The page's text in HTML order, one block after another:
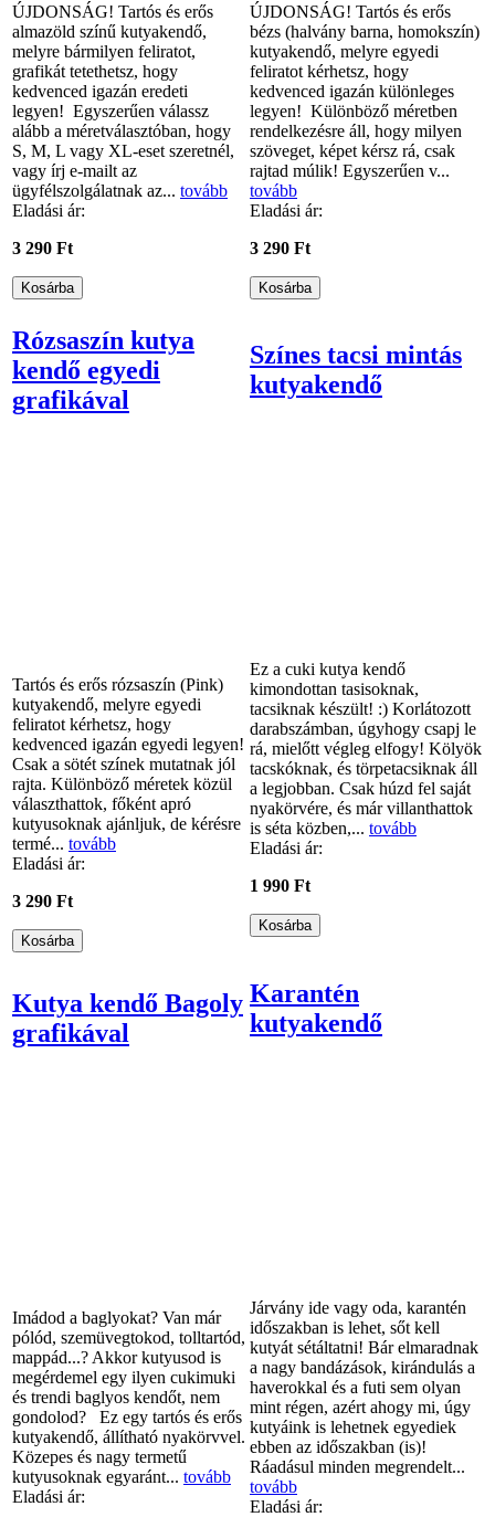
ÚJDONSÁG! Tartós és erős
almazöld színű kutyakendő,
melyre bármilyen feliratot,
grafikát tetethetsz, hogy
kedvenced igazán eredeti
legyen! Egyszerűen válassz
alább a méretválasztóban, hogy
S, M, L vagy XL-eset szeretnél,
vagy írj e-mailt az
ügyfélszolgálatnak az... tovább
Eladási ár:
3 290 Ft
ÚJDONSÁG! Tartós és erős
bézs (halvány barna, homokszín)
kutyakendő, melyre egyedi
feliratot kérhetsz, hogy
kedvenced igazán különleges
legyen! Különböző méretben
rendelkezésre áll, hogy milyen
szöveget, képet kérsz rá, csak
rajtad múlik! Egyszerűen v...
tovább
Eladási ár:
3 290 Ft
Rózsaszín kutya
kendő egyedi
grafikával
Tartós és erős rózsaszín (Pink)
kutyakendő, melyre egyedi
feliratot kérhetsz, hogy
kedvenced igazán egyedi legyen!
Csak a sötét színek mutatnak jól
rajta. Különböző méretek közül
választhattok, főként apró
kutyusoknak ajánljuk, de kérésre
termé... tovább
Eladási ár:
3 290 Ft
Színes tacsi mintás
kutyakendő
Ez a cuki kutya kendő
kimondottan tasisoknak,
tacsiknak készült! :) Korlátozott
darabszámban, úgyhogy csapj le
rá, mielőtt végleg elfogy! Kölyök
tacskóknak, és törpetacsiknak áll
a legjobban. Csak húzd fel saját
nyakörvére, és már villanthattok
is séta közben,... tovább
Eladási ár:
1 990 Ft
Kutya kendő Bagoly
grafikával
Imádod a baglyokat? Van már
pólód, szemüvegtokod, tolltartód,
mappád...? Akkor kutyusod is
megérdemel egy ilyen cukimuki
és trendi baglyos kendőt, nem
gondolod? Ez egy tartós és erős
kutyakendő, állítható nyakörvvel.
Közepes és nagy termetű
kutyusoknak egyaránt... tovább
Eladási ár:
Karantén
kutyakendő
Járvány ide vagy oda, karantén
időszakban is lehet, sőt kell
kutyát sétáltatni! Bár elmaradnak
a nagy bandázások, kirándulás a
haverokkal és a futi sem olyan
mint régen, azért ahogy mi, úgy
kutyáink is lehetnek egyediek
ebben az időszakban (is)!
Ráadásul minden megrendelt...
tovább
Eladási ár: